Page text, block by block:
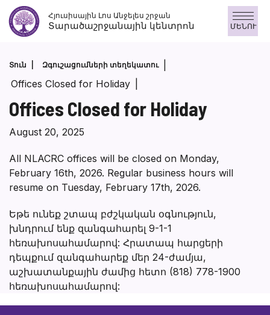
Անցնել
բովանդակությանըՀյուսիսային Լոս Անջելես շրջան
Տարածաշրջանային կենտրոն ՄԵՆՈՒ
Տուն Զգուշացումների տեղեկատու
Offices Closed for Holiday
Offices Closed for Holiday
August 20, 2025
All NLACRC offices will be closed on Monday,
February 16th, 2026. Regular business hours will
resume on Tuesday, February 17th, 2026.
Եթե ունեք շտապ բժշկական օգնություն,
խնդրում ենք զանգահարել 9-1-1
հեռախոսահամարով: Հրատապ հարցերի
դեպքում զանգահարեք մեր 24-ժամյա,
աշխատանքային ժամից հետո (818) 778-1900
հեռախոսահամարով: